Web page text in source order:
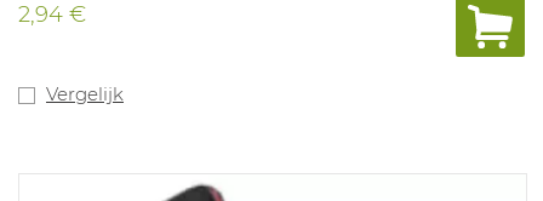
2,94 €
Vergelijk